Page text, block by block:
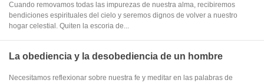
Cuando removamos todas las impurezas de nuestra alma, recibiremos
bendiciones espirituales del cielo y seremos dignos de volver a nuestro
hogar celestial. Quiten la escoria de...
La obediencia y la desobediencia de un hombre
Necesitamos reflexionar sobre nuestra fe y meditar en las palabras de